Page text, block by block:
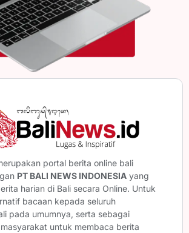
portal berita online bali
PT BALI NEWS INDONESIA yang
harian di Bali secara Online. Untuk
bacaan kepada seluruh
pada umumnya, serta sebagai
untuk membaca berita